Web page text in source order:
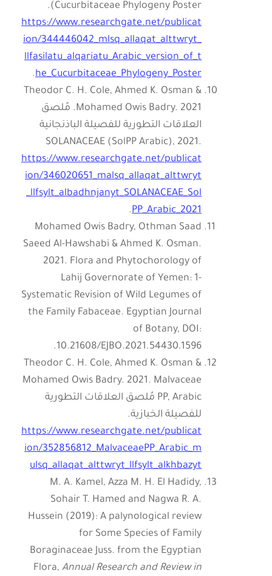
Cucurbitaceae Phylogeny Poster).
https://www.researchgate.net/publicat
ion/344446042_mlsq_allaqat_alttwryt_
llfasilatu_alqariatu_Arabic_version_of_t
he_Cucurbitaceae_Phylogeny_Poster
.
Theodor C. H. Cole, Ahmed K. Osman &
Mohamed Owis Badry. 2021. مًلصق
العلاقات التطورية للفصيلة الباذنجانية
SOLANACEAE (SolPP Arabic), 2021.
https://www.researchgate.net/publicat
ion/346020651_malsq_allaqat_alttwryt
_llfsylt_albadhnjanyt_SOLANACEAE_Sol
PP_Arabic_2021
.
Mohamed Owis Badry, Othman Saad
Saeed Al-Hawshabi & Ahmed K. Osman.
2021. Flora and Phytochorology of
Lahij Governorate of Yemen: 1-
Systematic Revision of Wild Legumes of
the Family Fabaceae. Egyptian Journal
of Botany, DOI:
10.21608/EJBO.2021.54430.1596.
Theodor C. H. Cole, Ahmed K. Osman &
Mohamed Owis Badry. 2021. Malvaceae
PP, Arabic مُلصق العلاقات التطورية
للفصيلة الخبازية.
https://www.researchgate.net/publicat
ion/352856812_MalvaceaePP_Arabic_m
ulsq_allaqat_alttwryt_llfsylt_alkhbazyt
M. A. Kamel, Azza M. H. El Hadidy,
Sohair T. Hamed and Nagwa R. A.
Hussein (2019): A palynological review
for Some Species of Family
Boraginaceae Juss. from the Egyptian
Flora, Annual Research and Review in